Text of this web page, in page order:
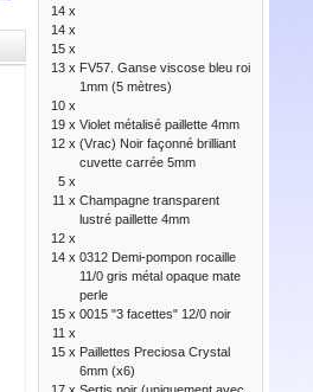
14 x
14 x
15 x
13 x FV57. Ganse viscose bleu roi
1mm (5 mètres)
10 x
19 x Violet métalisé paillette 4mm
12 x (Vrac) Noir façonné brilliant
cuvette carrée 5mm
5 x
11 x Champagne transparent
lustré paillette 4mm
12 x
14 x 0312 Demi-pompon rocaille
11/0 gris métal opaque mate
perle
15 x 0015 "3 facettes" 12/0 noir
11 x
15 x Paillettes Preciosa Crystal
6mm (x6)